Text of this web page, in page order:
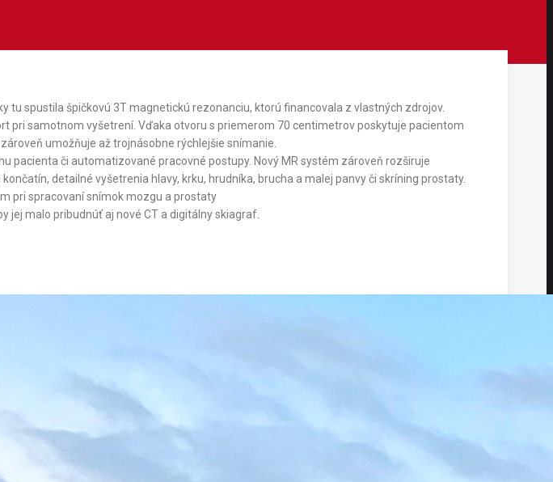
ochrana osobných údajov
tu spustila špičkovú 3T magnetickú rezonanciu, ktorú financovala z vlastných zdrojov.
pri samotnom vyšetrení. Vďaka otvoru s priemerom 70 centimetrov poskytuje pacientom
umožňuje až trojnásobne rýchlejšie snímanie.
pacienta či automatizované pracovné postupy. Nový MR systém zároveň rozširuje
detailné vyšetrenia hlavy, krku, hrudníka, brucha a malej panvy či skríning prostaty.
pri spracovaní snímok mozgu a prostaty
jej malo pribudnúť aj nové CT a digitálny skiagraf.